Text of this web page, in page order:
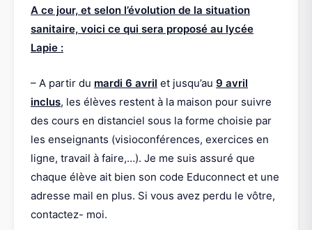
A ce jour, et selon l’évolution de la situation
sanitaire, voici ce qui sera proposé au lycée
Lapie :
– A partir du mardi 6 avril et jusqu’au 9 avril
inclus, les élèves restent à la maison pour suivre
des cours en distanciel sous la forme choisie par
les enseignants (visioconférences, exercices en
ligne, travail à faire,…). Je me suis assuré que
chaque élève ait bien son code Educonnect et une
adresse mail en plus. Si vous avez perdu le vôtre,
contactez- moi.